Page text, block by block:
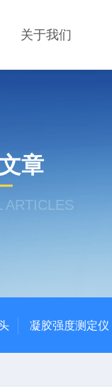
关于我们
章
ARTICLES
凝胶强度测定仪